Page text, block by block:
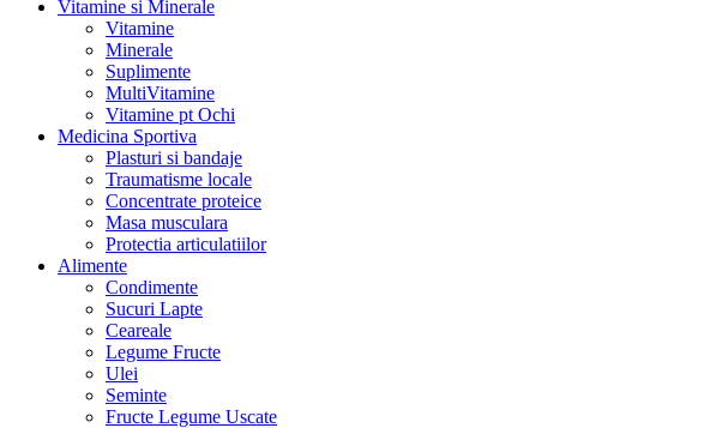
Vitamine si Minerale
Vitamine
Minerale
Suplimente
MultiVitamine
Vitamine pt Ochi
Medicina Sportiva
Plasturi si bandaje
Traumatisme locale
Concentrate proteice
Masa musculara
Protectia articulatiilor
Alimente
Condimente
Sucuri Lapte
Ceareale
Legume Fructe
Ulei
Seminte
Fructe Legume Uscate